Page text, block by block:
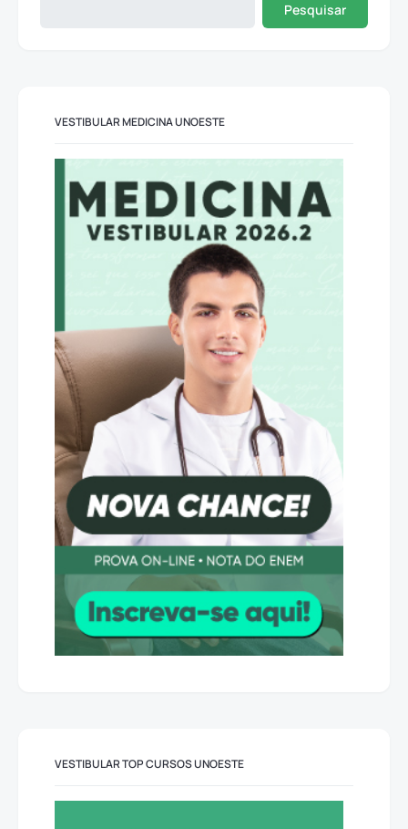
Pesquisar
VESTIBULAR MEDICINA UNOESTE
VESTIBULAR TOP CURSOS UNOESTE